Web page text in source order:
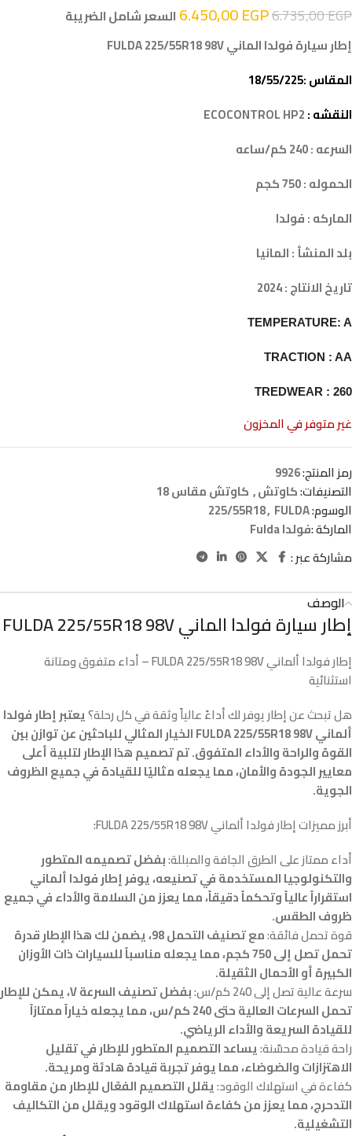
6.735,00EGP
6.450,00EGP
السعر شامل الضريبة
إطار سيارة فولدا الماني FULDA 225/55R18 98V
المقاس :18/55/225
النقشه :ECOCONTROL HP2
السرعه : 240 كم/ساعه
الحموله : 750 كجم
الماركه : فولدا
بلد المنشأ : المانيا
تاريخ الانتاج : 2024
TEMPERATURE: A
TRACTION : AA
TREDWEAR : 260
غير متوفر في المخزون
رمز المنتج:9926
التصنيفات:كاوتش, كاوتش مقاس 18
الوسوم:
225/55R18, FULDA
الماركة :فولدا Fulda
مشاركة عبر :
الوصف
إطار سيارة فولدا الماني FULDA 225/55R18 98V
إطار فولدا ألماني FULDA 225/55R18 98V – أداء متفوق ومتانة
استثنائية
هل تبحث عن إطار يوفر لك أداءً عالياً وثقة في كل رحلة؟يعتبر إطار فولدا
ألماني FULDA 225/55R18 98V الخيار المثالي للباحثين عن توازن بين
القوة والراحة والأداء المتفوق. تم تصميم هذا الإطار لتلبية أعلى
معايير الجودة والأمان، مما يجعله مثاليًا للقيادة في جميع الظروف
الجوية.
أبرز مميزات إطار فولدا ألماني FULDA 225/55R18 98V:
أداء ممتاز على الطرق الجافة والمبللة:بفضل تصميمه المتطور
والتكنولوجيا المستخدمة في تصنيعه، يوفر إطار فولدا ألماني
استقراراً عالياً وتحكماً دقيقاً، مما يعزز من السلامة والأداء في جميع
ظروف الطقس.
قوة تحمل فائقة:
مع تصنيف التحمل 98، يضمن لك هذا الإطار قدرة
تحمل تصل إلى 750 كجم، مما يجعله مناسباً للسيارات ذات الأوزان
الكبيرة أو الأحمال الثقيلة.
سرعة عالية تصل إلى 240 كم/س:
بفضل تصنيف السرعة V، يمكن للإطار
تحمل السرعات العالية حتى 240 كم/س، مما يجعله خياراً ممتازاً
للقيادة السريعة والأداء الرياضي.
راحة قيادة محسّنة:يساعد التصميم المتطور للإطار في تقليل
الاهتزازات والضوضاء، مما يوفر تجربة قيادة هادئة ومريحة.
كفاءة في استهلاك الوقود:يقلل التصميم الفعّال للإطار من مقاومة
التدحرج، مما يعزز من كفاءة استهلاك الوقود ويقلل من التكاليف
التشغيلية.